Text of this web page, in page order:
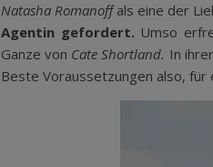
Natasha Romanoffals eine der
Agentin gefordert. Umso
Ganze von Cate Shortland. In
Beste Voraussetzungen also, für